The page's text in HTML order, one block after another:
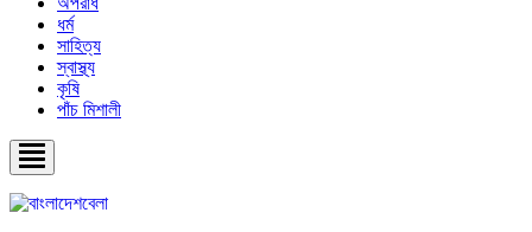
ধর্ম
সাহিত্য
স্বাস্থ্য
কৃষি
পাঁচ মিশালী